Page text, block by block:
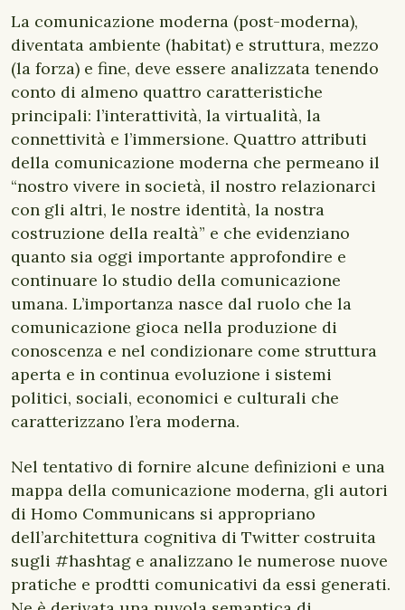
La comunicazione moderna (post-moderna),
diventata ambiente (habitat) e struttura, mezzo
(la forza) e fine, deve essere analizzata tenendo
conto di almeno quattro caratteristiche
principali: l’interattività, la virtualità, la
connettività e l’immersione. Quattro attributi
della comunicazione moderna che permeano il
“nostro vivere in società, il nostro relazionarci
con gli altri, le nostre identità, la nostra
costruzione della realtà” e che evidenziano
quanto sia oggi importante approfondire e
continuare lo studio della comunicazione
umana. L’importanza nasce dal ruolo che la
comunicazione gioca nella produzione di
conoscenza e nel condizionare come struttura
aperta e in continua evoluzione i sistemi
politici, sociali, economici e culturali che
caratterizzano l’era moderna.
Nel tentativo di fornire alcune definizioni e una
mappa della comunicazione moderna, gli autori
di Homo Communicans si appropriano
dell’architettura cognitiva di Twitter costruita
sugli #hashtag e analizzano le numerose nuove
pratiche e prodtti comunicativi da essi generati.